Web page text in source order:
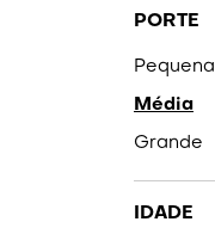
PORTE
Pequena
Média
Grande
IDADE